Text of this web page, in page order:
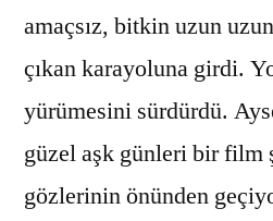
amaçsız, bitkin uzun
çıkan karayoluna girdi.
yürümesini sürdürdü.
güzel aşk günleri bir film
gözlerinin önünden